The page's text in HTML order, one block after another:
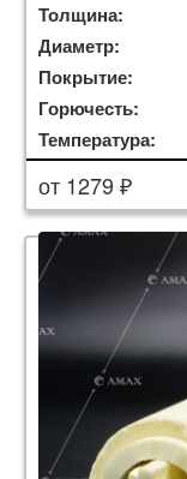
Толщина:
Диаметр:
Покрытие:
Горючесть:
Температура:
от 1279 ₽